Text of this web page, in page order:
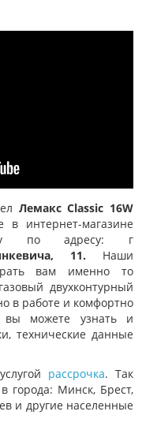
Лемакс Classic 16W
в интернет-магазине
по адресу: г
11. Наши
вам именно то
двухконтурный
в работе и комфортно
вы можете узнать и
технические данные
рассрочка. Так
города: Минск, Брест,
и другие населенные